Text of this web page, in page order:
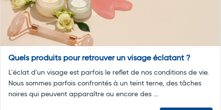
Quels produits pour retrouver un visage éclatant ?
L'éclat d'un visage est parfois le reflet de nos conditions de vie.
Nous sommes parfois confrontés à un teint terne, des tâches
noires qui peuvent apparaître ou encore des ...